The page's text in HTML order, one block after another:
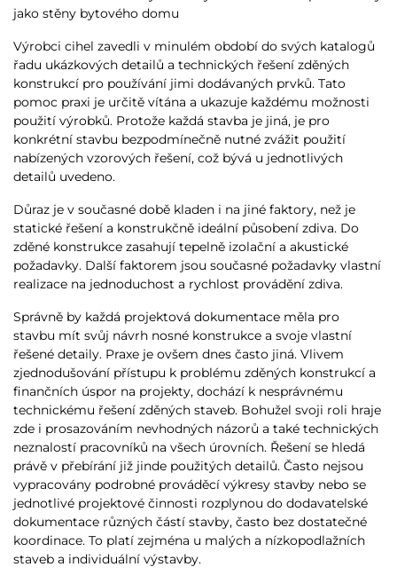
jako stěny bytového domu
Výrobci cihel zavedli v minulém období do svých katalogů
řadu ukázkových detailů a technických řešení zděných
konstrukcí pro používání jimi dodávaných prvků. Tato
pomoc praxi je určitě vítána a ukazuje každému možnosti
použití výrobků. Protože každá stavba je jiná, je pro
konkrétní stavbu bezpodmínečně nutné zvážit použití
nabízených vzorových řešení, což bývá u jednotlivých
detailů uvedeno.
Důraz je v současné době kladen i na jiné faktory, než je
statické řešení a konstrukčně ideální působení zdiva. Do
zděné konstrukce zasahují tepelně izolační a akustické
požadavky. Další faktorem jsou současné požadavky vlastní
realizace na jednoduchost a rychlost provádění zdiva.
Správně by každá projektová dokumentace měla pro
stavbu mít svůj návrh nosné konstrukce a svoje vlastní
řešené detaily. Praxe je ovšem dnes často jiná. Vlivem
zjednodušování přístupu k problému zděných konstrukcí a
finančních úspor na projekty, dochází k nesprávnému
technickému řešení zděných staveb. Bohužel svoji roli hraje
zde i prosazováním nevhodných názorů a také technických
neznalostí pracovníků na všech úrovních. Řešení se hledá
právě v přebírání již jinde použitých detailů. Často nejsou
vypracovány podrobné prováděcí výkresy stavby nebo se
jednotlivé projektové činnosti rozplynou do dodavatelské
dokumentace různých částí stavby, často bez dostatečné
koordinace. To platí zejména u malých a nízkopodlažních
staveb a individuální výstavby.